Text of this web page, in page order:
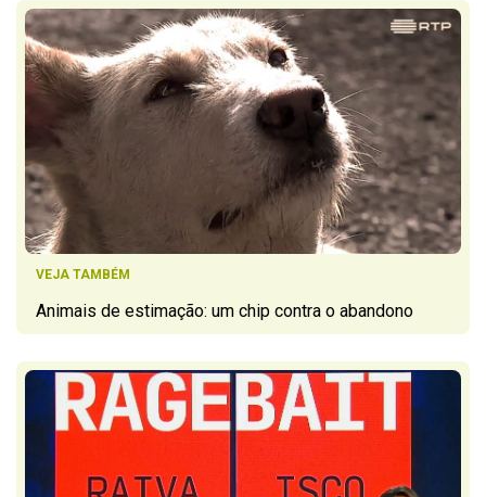
VEJA TAMBÉM
Animais de estimação: um chip contra o abandono